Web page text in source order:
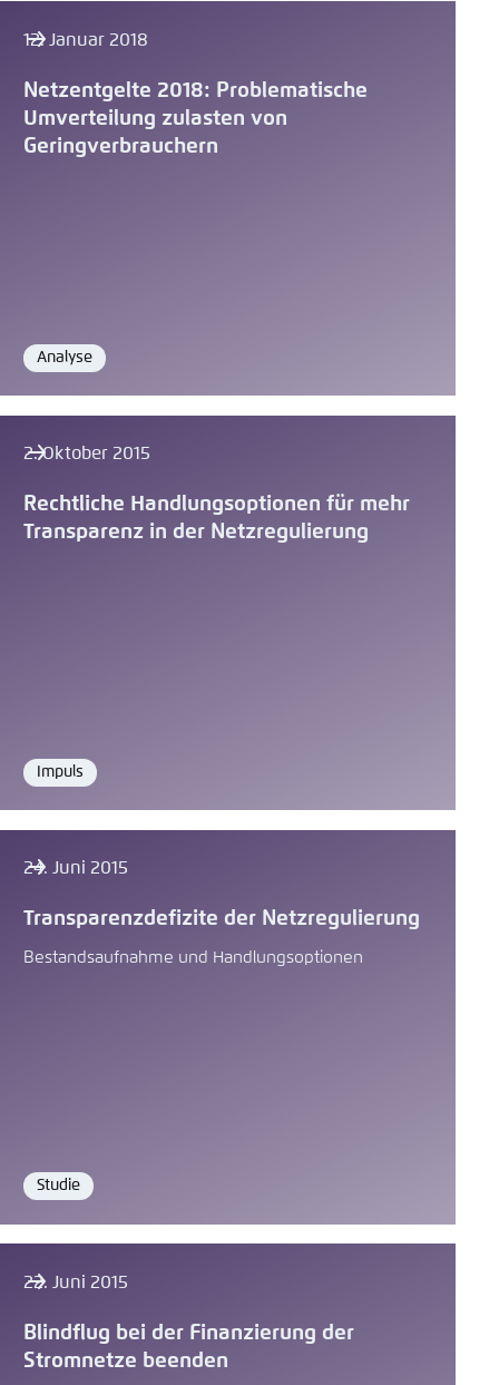
12. Januar 2018
Netzentgelte 2018: Problematische
Umverteilung zulasten von
Geringverbrauchern
Format
Analyse
2. Oktober 2015
Rechtliche Handlungsoptionen für mehr
Transparenz in der Netzregulierung
Format
Impuls
24. Juni 2015
Transparenzdefizite der Netzregulierung
Bestandsaufnahme und Handlungsoptionen
Format
Studie
22. Juni 2015
Blindflug bei der Finanzierung der
Stromnetze beenden